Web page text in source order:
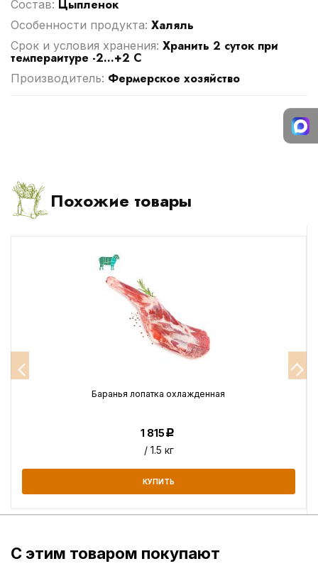
Cостав: Цыпленок
Особенности продукта: Халяль
Срок и условия хранения: Хранить 2 суток при
темпераитуре -2...+2 С
Производитель: Фермерское хозяйство
Похожие товары
Баранья лопатка охлажденная
1 815Р
/ 1.5 кг
КУПИТЬ
С этим товаром покупают